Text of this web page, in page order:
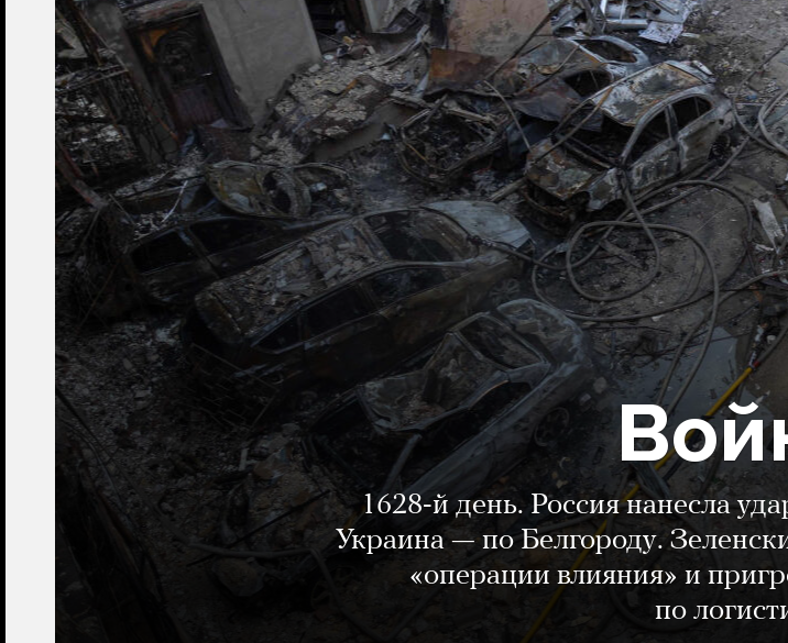
1628-й день. Россия нанесла
Украина — по Белгороду.
«операции влияния» и
по